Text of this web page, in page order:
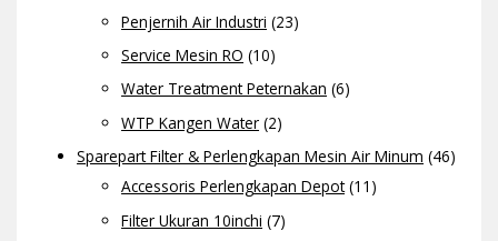
Penjernih Air Industri (23)
Service Mesin RO (10)
Water Treatment Peternakan (6)
WTP Kangen Water (2)
Sparepart Filter & Perlengkapan Mesin Air Minum (46)
Accessoris Perlengkapan Depot(11)
Filter Ukuran 10inchi (7)